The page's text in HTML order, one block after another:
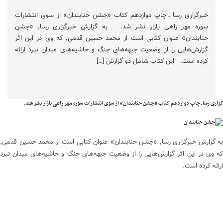
خبرگزاری رسا ـ چاپ دوازدهم کتاب «جشن حنابندان»‌ از سوی انتشارات
سوره مهر راهی بازار نشر شد. به گزارش خبرگزاری رسا٬ «جشن
حنابندان» عنوان کتابی است از محمد حسین قدمی٬ که وی در این اثر
گزارش‌هایی را از وضعیت جبهه‌های جنگ و حاشیه‌های میدان نبرد ارائه
کرده است. این کتاب شامل دو گزارش […]
رسا ـ چاپ دوازدهم کتاب «جشن حنابندان»‌ از سوی انتشارات سوره مهر راهی بازار نشر شد.
به گزارش خبرگزاری رسا٬ «جشن حنابندان» عنوان کتابی است از محمد حسین قدمی٬
که وی در این اثر گزارش‌هایی را از وضعیت جبهه‌های جنگ و حاشیه‌های میدان نبرد
ارائه کرده است.